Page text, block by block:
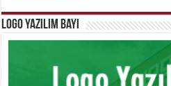
Logo Yazılım Bayi